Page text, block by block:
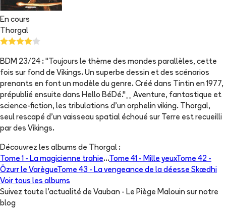
En cours
Thorgal
BDM 23/24 : "Toujours le thème des mondes parallèles, cette
fois sur fond de Vikings. Un superbe dessin et des scénarios
prenants en font un modèle du genre. Créé dans Tintin en 1977,
prépublié ensuite dans Hello BéDé."__ Aventure, fantastique et
science-fiction, les tribulations d'un orphelin viking. Thorgal,
seul rescapé d'un vaisseau spatial échoué sur Terre est recueilli
par des Vikings.
Découvrez les albums de Thorgal :
Tome 1 - La magicienne trahie...Tome 41 - Mille yeuxTome 42 -
Özurr le VarègueTome 43 - La vengeance de la déesse Skædhi
Voir tous les albums
Suivez toute l'actualité de Vauban - Le Piège Malouin sur notre
blog